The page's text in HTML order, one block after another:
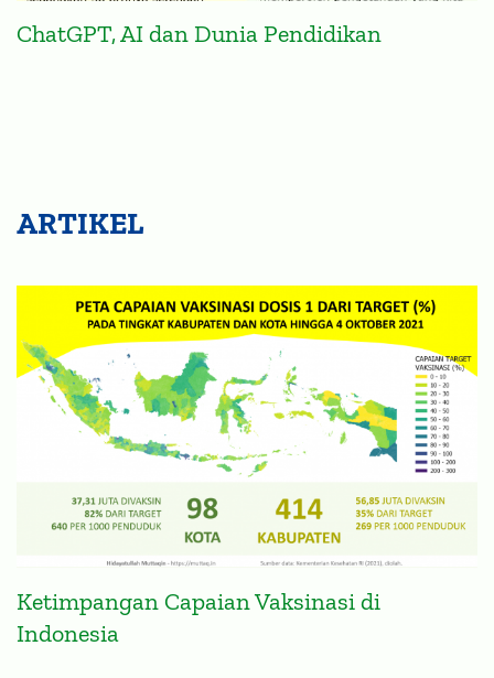
ChatGPT, AI dan Dunia Pendidikan
ARTIKEL
Ketimpangan Capaian Vaksinasi di
Indonesia